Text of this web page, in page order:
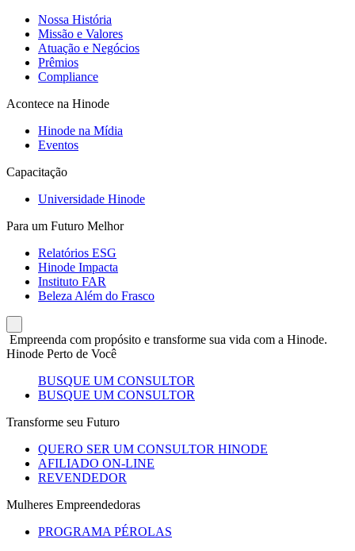
Nossa História
Missão e Valores
Atuação e Negócios
Prêmios
Compliance
Acontece na Hinode
Hinode na Mídia
Eventos
Capacitação
Universidade Hinode
Para um Futuro Melhor
Relatórios ESG
Hinode Impacta
Instituto FAR
Beleza Além do Frasco
Empreenda com propósito e transforme sua vida com a Hinode.
Hinode Perto de Você
BUSQUE UM CONSULTOR
BUSQUE UM CONSULTOR
Transforme seu Futuro
QUERO SER UM CONSULTOR HINODE
AFILIADO ON-LINE
REVENDEDOR
Mulheres Empreendedoras
PROGRAMA PÉROLAS